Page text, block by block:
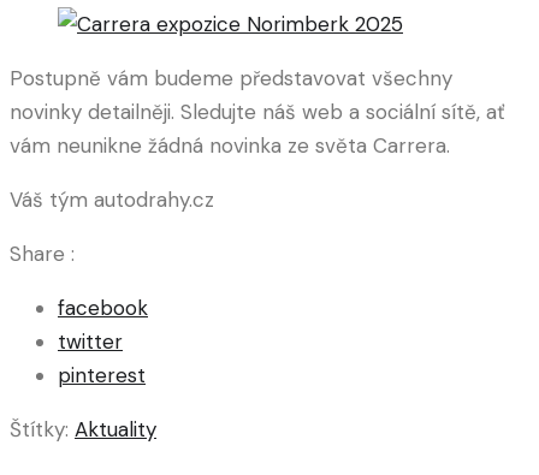
Postupně vám budeme představovat všechny
novinky detailněji. Sledujte náš web a sociální sítě, ať
vám neunikne žádná novinka ze světa Carrera.
Váš tým autodrahy.cz
Share :
facebook
twitter
pinterest
Štítky: Aktuality